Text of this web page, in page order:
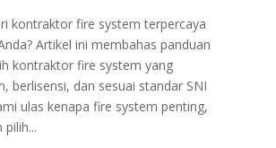
kontraktor fire system terpercaya
Artikel ini membahas panduan
kontraktor fire system yang
berlisensi, dan sesuai standar SNI
ulas kenapa fire system penting,